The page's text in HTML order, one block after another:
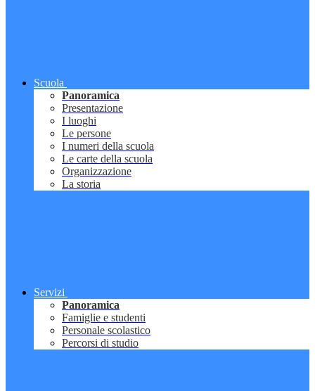
Scuola
Panoramica
Presentazione
I luoghi
Le persone
I numeri della scuola
Le carte della scuola
Organizzazione
La storia
Servizi
Panoramica
Famiglie e studenti
Personale scolastico
Percorsi di studio